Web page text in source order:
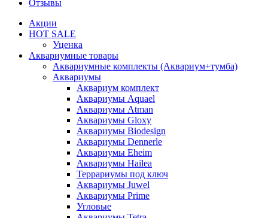
Отзывы
Акции
HOT SALE
Уценка
Аквариумные товары
Аквариумные комплекты (Аквариум+тумба)
Аквариумы
Аквариум комплект
Аквариумы Aquael
Аквариумы Atman
Аквариумы Gloxy
Аквариумы Biodesign
Аквариумы Dennerle
Аквариумы Eheim
Аквариумы Hailea
Террариумы под ключ
Аквариумы Juwel
Аквариумы Prime
Угловые